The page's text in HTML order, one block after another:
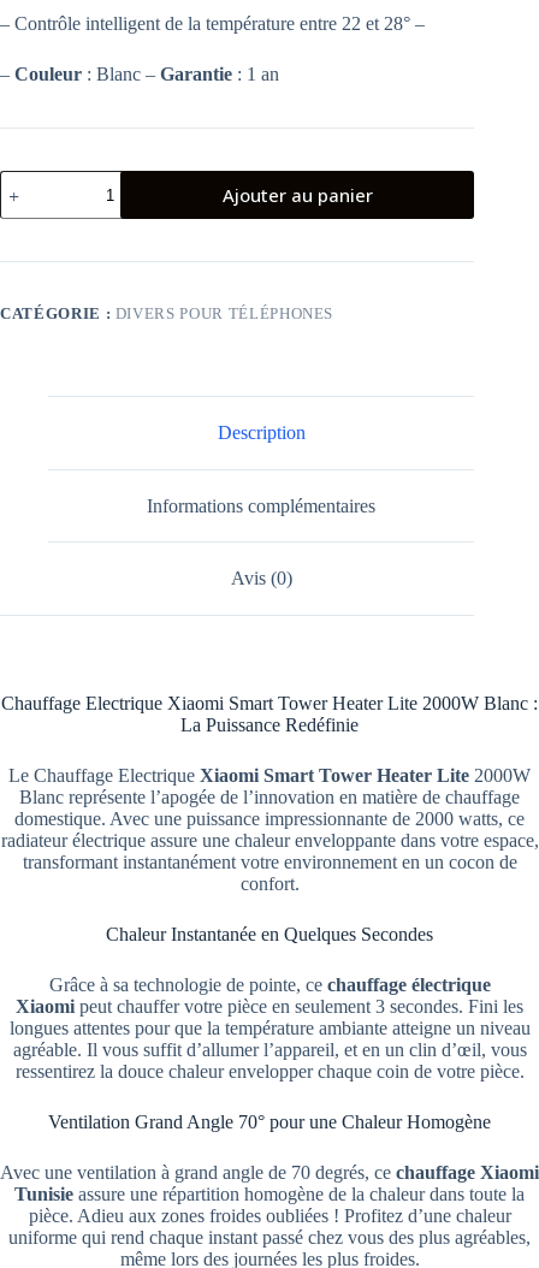
– Contrôle intelligent de la température entre 22 et 28° –
– Couleur : Blanc – Garantie : 1 an
quantité
de
CHAUFFAGE
XIAOMI
TOWER
HEATER
Ajouter au panier
CATÉGORIE : DIVERS POUR TÉLÉPHONES
Description
Informations complémentaires
Avis (0)
Chauffage Electrique Xiaomi Smart Tower Heater Lite 2000W Blanc :
La Puissance Redéfinie
Le Chauffage Electrique Xiaomi Smart Tower Heater Lite 2000W
Blanc représente l’apogée de l’innovation en matière de chauffage
domestique. Avec une puissance impressionnante de 2000 watts, ce
radiateur électrique assure une chaleur enveloppante dans votre espace,
transformant instantanément votre environnement en un cocon de
confort.
Chaleur Instantanée en Quelques Secondes
Grâce à sa technologie de pointe, ce chauffage électrique
Xiaomi peut chauffer votre pièce en seulement 3 secondes. Fini les
longues attentes pour que la température ambiante atteigne un niveau
agréable. Il vous suffit d’allumer l’appareil, et en un clin d’œil, vous
ressentirez la douce chaleur envelopper chaque coin de votre pièce.
Ventilation Grand Angle 70° pour une Chaleur Homogène
Avec une ventilation à grand angle de 70 degrés, ce chauffage Xiaomi
Tunisie assure une répartition homogène de la chaleur dans toute la
pièce. Adieu aux zones froides oubliées ! Profitez d’une chaleur
uniforme qui rend chaque instant passé chez vous des plus agréables,
même lors des journées les plus froides.